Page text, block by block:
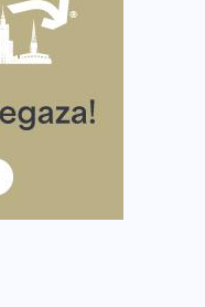
w bieganiu?
warto włączyć do
weekend z
Warszawskiego.